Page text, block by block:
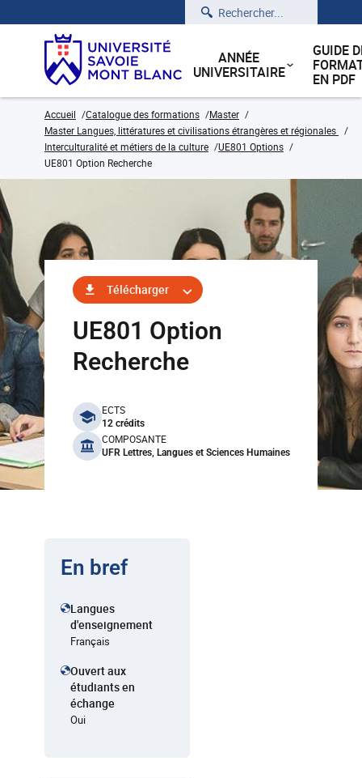
Rechercher
ANNÉE
UNIVERSITAIRE
GUIDE
EN PDF
Accueil Catalogue des formations
Master
Master Langues, littératures et civilisations étrangères et régionales
Interculturalité et métiers de la culture
UE801 Options
UE801 Option Recherche
Télécharger
UE801 Option
Recherche
benefits
ECTS
12 crédits
COMPOSANTE
UFR Lettres, Langues et Sciences Humaines
En bref
Langues
d'enseignement
Français
Ouvert aux
étudiants en
échange
Oui